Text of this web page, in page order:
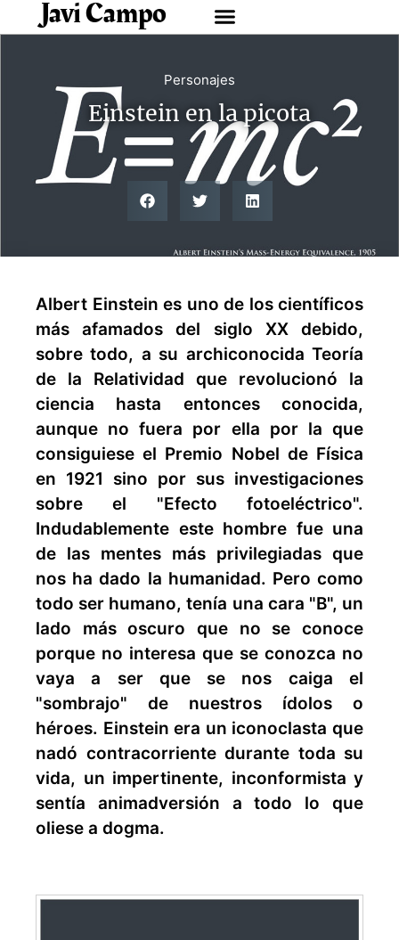
Javi Campo
Personajes
Einstein en la picota
Albert Einstein es uno de los científicos
más afamados del siglo XX debido,
sobre todo, a su archiconocida Teoría
de la Relatividad que revolucionó la
ciencia hasta entonces conocida,
aunque no fuera por ella por la que
consiguiese el Premio Nobel de Física
en 1921 sino por sus investigaciones
sobre el "Efecto fotoeléctrico".
Indudablemente este hombre fue una
de las mentes más privilegiadas que
nos ha dado la humanidad. Pero como
todo ser humano, tenía una cara "B", un
lado más oscuro que no se conoce
porque no interesa que se conozca no
vaya a ser que se nos caiga el
"sombrajo" de nuestros ídolos o
héroes. Einstein era un iconoclasta que
nadó contracorriente durante toda su
vida, un impertinente, inconformista y
sentía animadversión a todo lo que
oliese a dogma.